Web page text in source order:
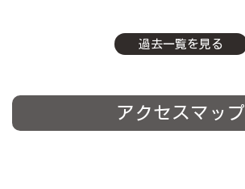
過去一覧を見る
アクセスマップ